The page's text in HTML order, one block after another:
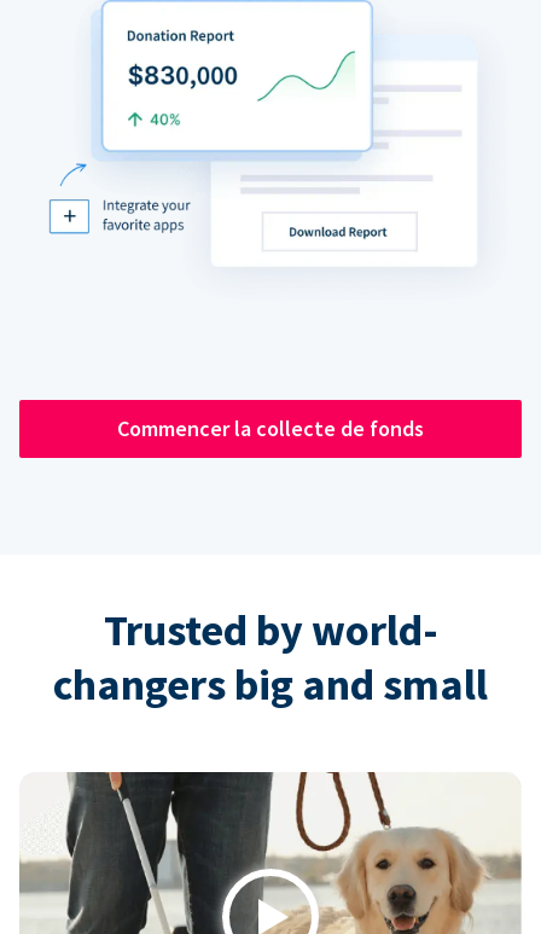
Commencer la collecte de fonds
Trusted by world-
changers big and small
Play